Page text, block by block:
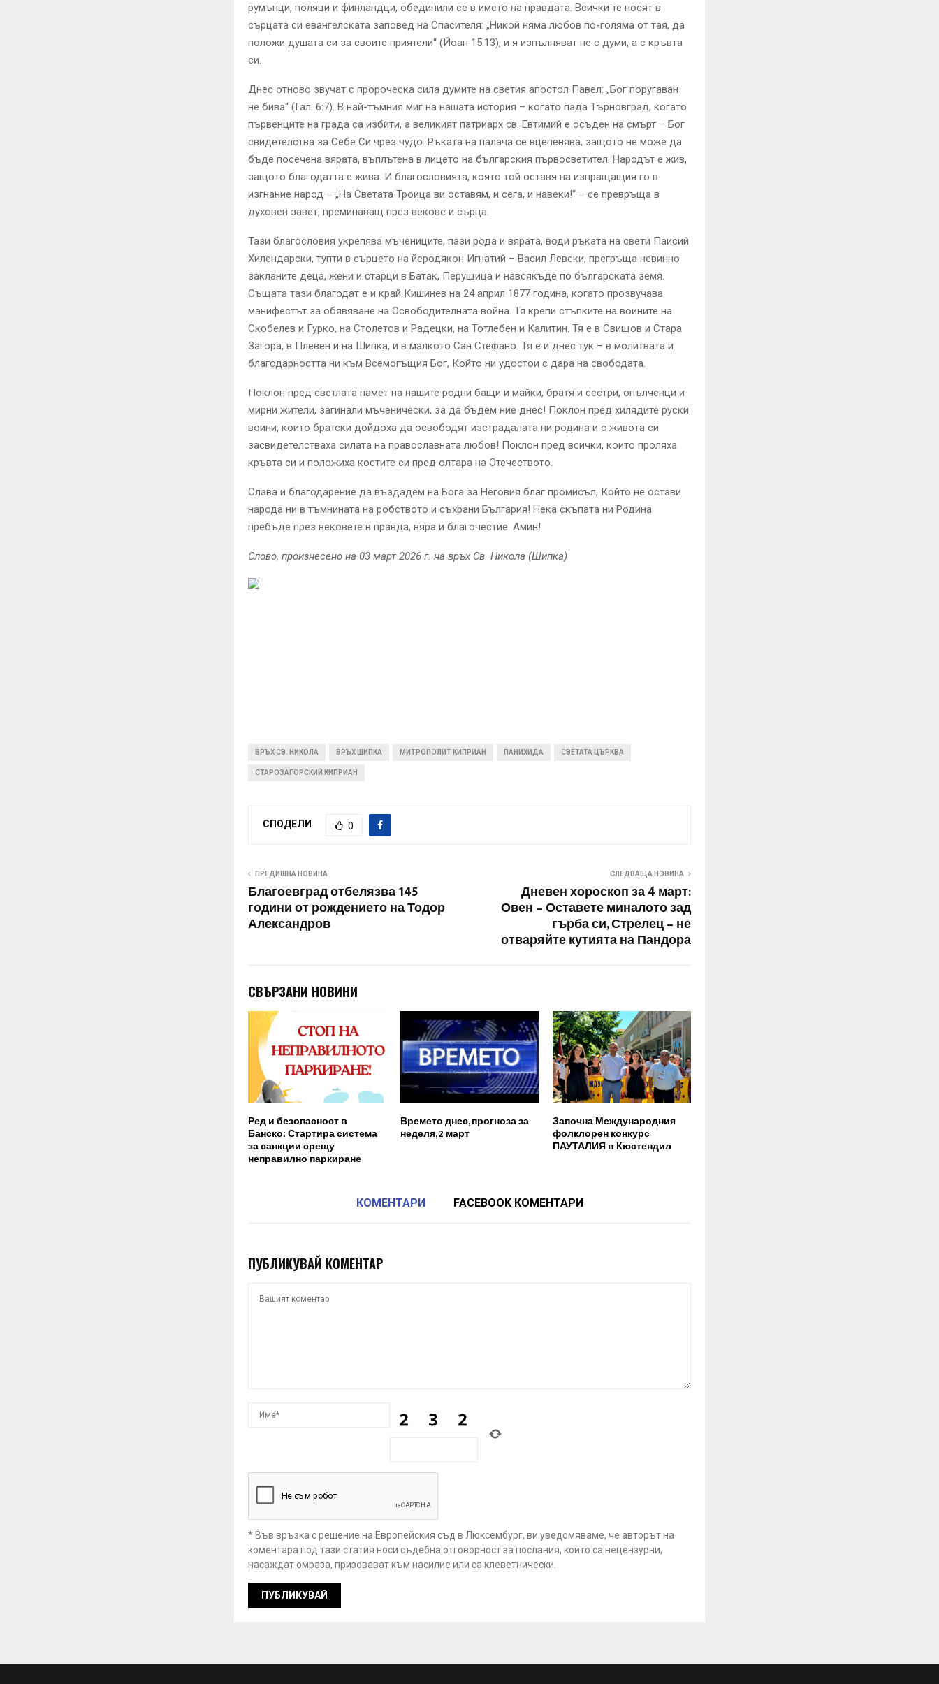
румънци, поляци и финландци, обединили се в името на правдата. Всички те носят в
сърцата си евангелската заповед на Спасителя: „Никой няма любов по-голяма от тая, да
положи душата си за своите приятели“ (Йоан 15:13), и я изпълняват не с думи, а с кръвта
си.
Днес отново звучат с пророческа сила думите на светия апостол Павел: „Бог поругаван
не бива“ (Гал. 6:7). В най-тъмния миг на нашата история – когато пада Търновград, когато
първенците на града са избити, а великият патриарх св. Евтимий е осъден на смърт – Бог
свидетелства за Себе Си чрез чудо. Ръката на палача се вцепенява, защото не може да
бъде посечена вярата, въплътена в лицето на българския първосветител. Народът е жив,
защото благодатта е жива. И благословията, която той оставя на изпращащия го в
изгнание народ – „На Светата Троица ви оставям, и сега, и навеки!“ – се превръща в
духовен завет, преминаващ през векове и сърца.
Тази благословия укрепява мъчениците, пази рода и вярата, води ръката на свети Паисий
Хилендарски, тупти в сърцето на йеродякон Игнатий – Васил Левски, прегръща невинно
закланите деца, жени и старци в Батак, Перущица и навсякъде по българската земя.
Същата тази благодат е и край Кишинев на 24 април 1877 година, когато прозвучава
манифестът за обявяване на Освободителната война. Тя крепи стъпките на воините на
Скобелев и Гурко, на Столетов и Радецки, на Тотлебен и Калитин. Тя е в Свищов и Стара
Загора, в Плевен и на Шипка, и в малкото Сан Стефано. Тя е и днес тук – в молитвата и
благодарността ни към Всемогъщия Бог, Който ни удостои с дара на свободата.
Поклон пред светлата памет на нашите родни бащи и майки, братя и сестри, опълченци и
мирни жители, загинали мъченически, за да бъдем ние днес! Поклон пред хилядите руски
воини, които братски дойдоха да освободят изстрадалата ни родина и с живота си
засвидетелстваха силата на православната любов! Поклон пред всички, които проляха
кръвта си и положиха костите си пред олтара на Отечеството.
Слава и благодарение да въздадем на Бога за Неговия благ промисъл, Който не остави
народа ни в тъмнината на робството и съхрани България! Нека скъпата ни Родина
пребъде през вековете в правда, вяра и благочестие. Амин!
Слово, произнесено на 03 март 2026 г. на връх Св. Никола (Шипка)
ВРЪХ СВ. НИКОЛА ВРЪХ ШИПКА МИТРОПОЛИТ КИПРИАН ПАНИХИДА СВЕТАТА ЦЪРКВА
СТАРОЗАГОРСКИЙ КИПРИАН
СПОДЕЛИ 0
ПРЕДИШНА НОВИНА
Благоевград отбелязва 145
години от рождението на Тодор
Александров
СЛЕДВАЩА НОВИНА
Дневен хороскоп за 4 март:
Овен – Оставете миналото зад
гърба си, Стрелец – не
отваряйте кутията на Пандора
СВЪРЗАНИ НОВИНИ
Ред и безопасност в
Банско: Стартира система
за санкции срещу
неправилно паркиране
Времето днес, прогноза за
неделя, 2 март
Започна Международния
фолклорен конкурс
ПАУТАЛИЯ в Кюстендил
КОМЕНТАРИ FACEBOOK КОМЕНТАРИ
ПУБЛИКУВАЙ КОМЕНТАР
* Във връзка с решение на Европейския съд в Люксембург, ви уведомяваме, че авторът на
коментара под тази статия носи съдебна отговорност за послания, които са нецензурни,
насаждат омраза, призовават към насилие или са клеветнически.